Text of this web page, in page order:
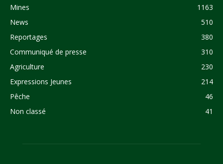
Mines
1163
News
510
Reportages
380
Communiqué de presse
310
Agriculture
230
Expressions Jeunes
214
Pêche
46
Non classé
41